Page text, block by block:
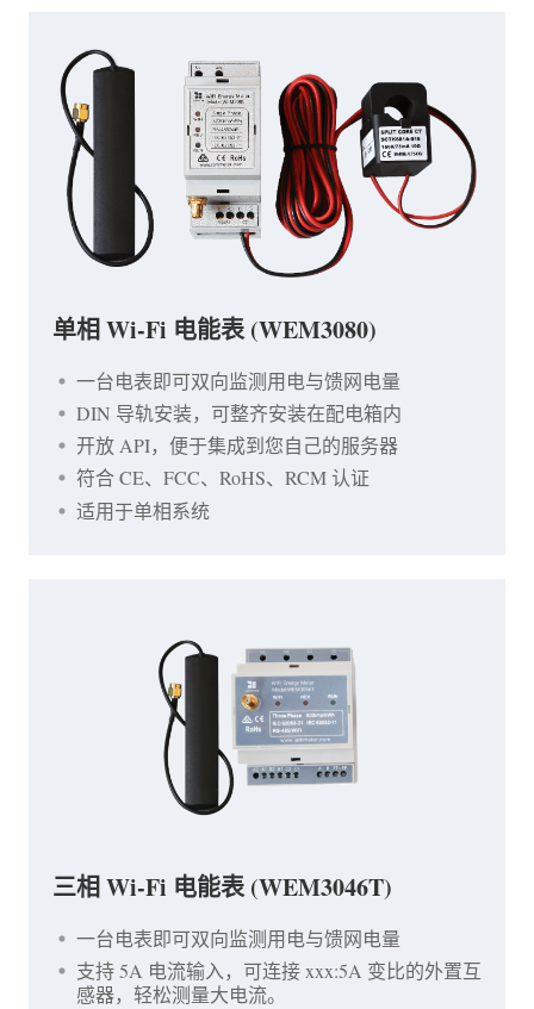
单相 Wi-Fi 电能表 (WEM3080)
一台电表即可双向监测用电与馈网电量
DIN 导轨安装，可整齐安装在配电箱内
开放 API，便于集成到您自己的服务器
符合 CE、FCC、RoHS、RCM 认证
适用于单相系统
三相 Wi-Fi 电能表 (WEM3046T)
一台电表即可双向监测用电与馈网电量
支持 5A 电流输入，可连接 xxx:5A 变比的外置互
感器，轻松测量大电流。